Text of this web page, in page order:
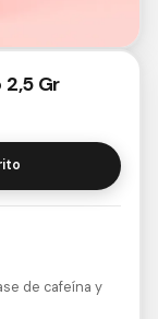
Gr
de cafeína y